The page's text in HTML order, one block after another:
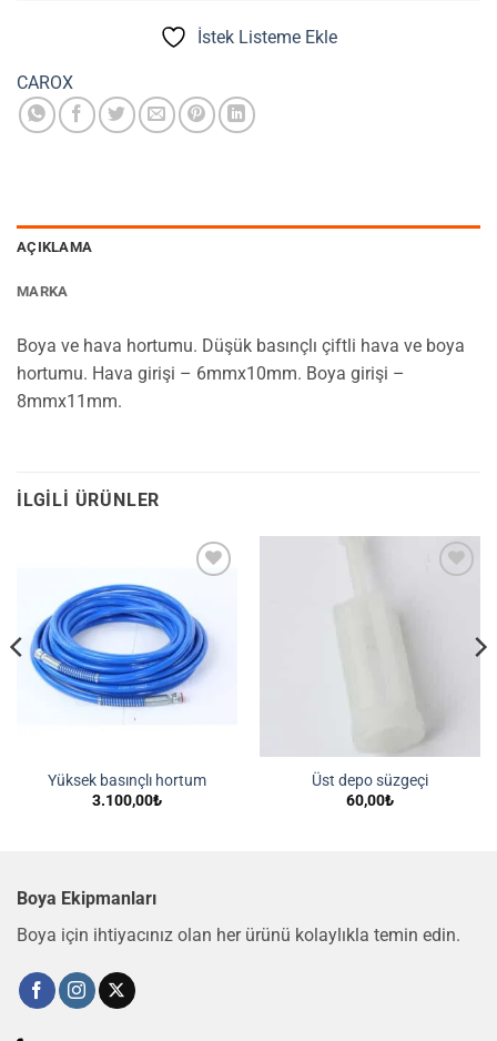
İstek Listeme Ekle
CAROX
AÇIKLAMA
MARKA
Boya ve hava hortumu. Düşük basınçlı çiftli hava ve boya
hortumu. Hava girişi – 6mmx10mm. Boya girişi –
8mmx11mm.
İLGILI ÜRÜNLER
Listeme
Ekle
Yüksek basınçlı hortum
3.100,00₺
Üst depo süzgeçi
60,00₺
Boya Ekipmanları
Boya için ihtiyacınız olan her ürünü kolaylıkla temin edin.